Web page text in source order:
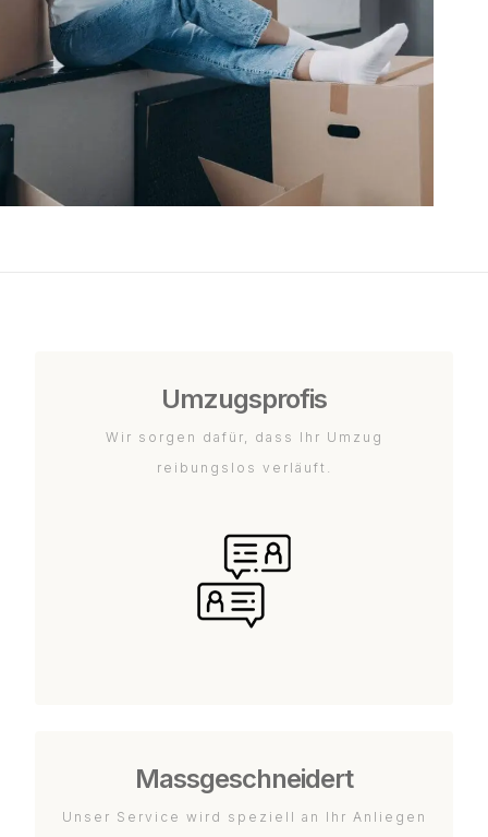
Umzugsprofis
Wir sorgen dafür, dass Ihr Umzug
reibungslos verläuft.
Massgeschneidert
Unser Service wird speziell an Ihr Anliegen